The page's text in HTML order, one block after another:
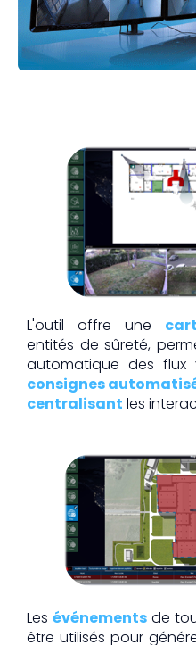
L'outil offre une
entités de sûreté,
automatique des
consignes
centralisant les
Les événements de
être utilisés pour